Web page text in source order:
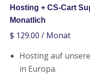
Hosting + CS-Cart
Monatlich
$ 129.00 / Monat
Hosting auf
in Europa.